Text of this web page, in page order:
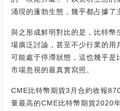
涌現的蓬勃生態，幾乎都占據了
與之形成鮮明對比的是，比特幣
場廣泛討論，甚至不少行業的用
可能處于停滯狀態，這也幾乎是
市場忽視的最真實寫照。
CME比特幣期貨3月合約收報
量最高的CME比特幣期貨2020